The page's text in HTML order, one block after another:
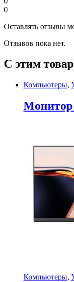
0
Оставлять отзывы
Отзывов пока нет.
С этим
Компьютеры,
Монитор
Компьютеры,